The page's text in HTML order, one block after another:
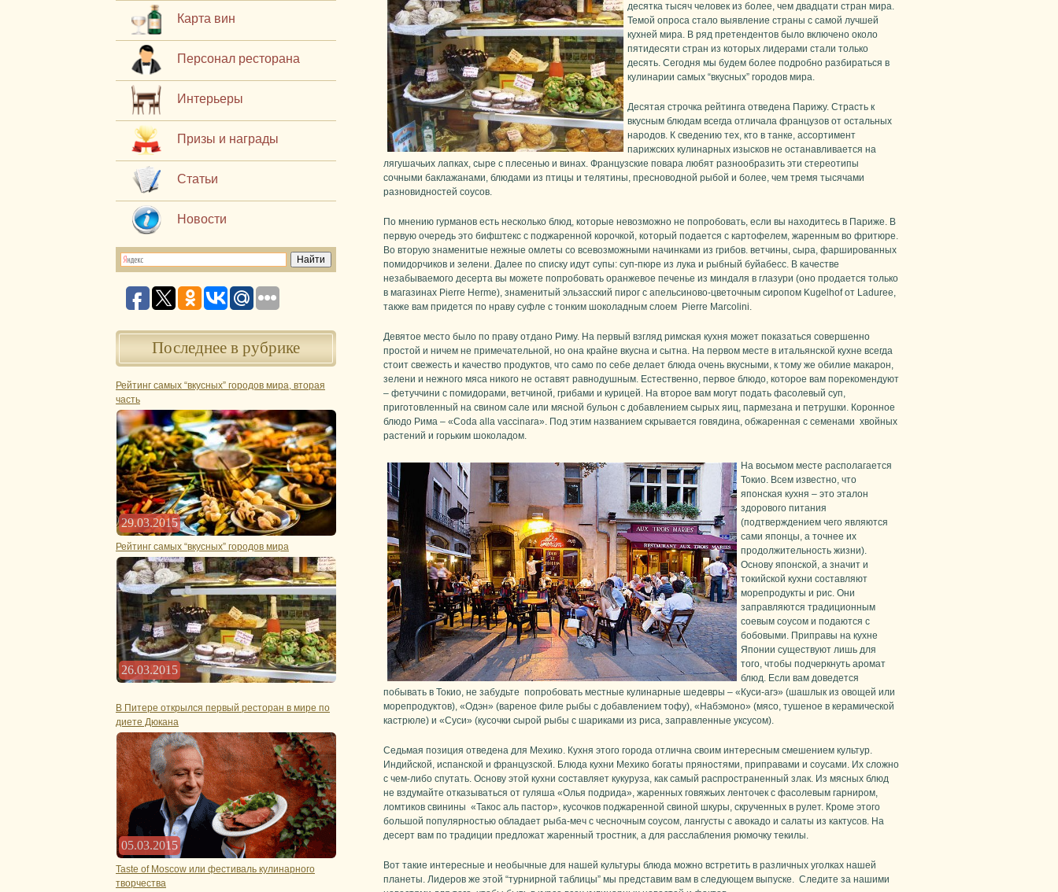
Карта вин
Персонал ресторана
Интерьеры
Призы и награды
Статьи
Новости
Последнее в рубрике
Рейтинг самых “вкусных” городов мира, вторая
часть
29.03.2015
Рейтинг самых “вкусных” городов мира
26.03.2015
В Питере открылся первый ресторан в мире по
диете Дюкана
05.03.2015
Taste of Moscow или фестиваль кулинарного
творчества
десятка тысяч человек из более, чем двадцати стран мира.
Темой опроса стало выявление страны с самой лучшей
кухней мира. В ряд претендентов было включено около
пятидесяти стран из которых лидерами стали только
десять. Сегодня мы будем более подробно разбираться в
кулинарии самых “вкусных” городов мира.
Десятая строчка рейтинга отведена Парижу. Страсть к
вкусным блюдам всегда отличала французов от остальных
народов. К сведению тех, кто в танке, ассортимент
парижских кулинарных изысков не останавливается на
лягушачьих лапках, сыре с плесенью и винах. Французские повара любят разнообразить эти стереотипы
сочными баклажанами, блюдами из птицы и телятины, пресноводной рыбой и более, чем тремя тысячами
разновидностей соусов.
По мнению гурманов есть несколько блюд, которые невозможно не попробовать, если вы находитесь в Париже. В
первую очередь это бифштекс с поджаренной корочкой, который подается с картофелем, жаренным во фритюре.
Во вторую знаменитые нежные омлеты со всевозможными начинками из грибов. ветчины, сыра, фаршированных
помидорчиков и зелени. Далее по списку идут супы: суп-пюре из лука и рыбный буйабесс. В качестве
незабываемого десерта вы можете попробовать оранжевое печенье из миндаля в глазури (оно продается только
в магазинах Pierre Herme), знаменитый эльзасский пирог с апельсиново-цветочным сиропом Kugelhof от Laduree,
также вам придется по нраву суфле с тонким шоколадным слоем Pierre Marcolini.
Девятое место было по праву отдано Риму. На первый взгляд римская кухня может показаться совершенно
простой и ничем не примечательной, но она крайне вкусна и сытна. На первом месте в итальянской кухне всегда
стоит свежесть и качество продуктов, что само по себе делает блюда очень вкусными, к тому же обилие макарон,
зелени и нежного мяса никого не оставят равнодушным. Естественно, первое блюдо, которое вам порекомендуют
– фетуччини с помидорами, ветчиной, грибами и курицей. На второе вам могут подать фасолевый суп,
приготовленный на свином сале или мясной бульон с добавлением сырых яиц, пармезана и петрушки. Коронное
блюдо Рима – «Coda alla vaccinara». Под этим названием скрывается говядина, обжаренная с семенами хвойных
растений и горьким шоколадом.
На восьмом месте располагается
Токио. Всем известно, что
японская кухня – это эталон
здорового питания
(подтверждением чего являются
сами японцы, а точнее их
продолжительность жизни).
Основу японской, а значит и
токийской кухни составляют
морепродукты и рис. Они
заправляются традиционным
соевым соусом и подаются с
бобовыми. Приправы на кухне
Японии существуют лишь для
того, чтобы подчеркнуть аромат
блюд. Если вам доведется
побывать в Токио, не забудьте попробовать местные кулинарные шедевры – «Куси-агэ» (шашлык из овощей или
морепродуктов), «Одэн» (вареное филе рыбы с добавлением тофу), «Набэмоно» (мясо, тушеное в керамической
кастрюле) и «Суси» (кусочки сырой рыбы с шариками из риса, заправленные уксусом).
Седьмая позиция отведена для Мехико. Кухня этого города отлична своим интересным смешением культур.
Индийской, испанской и французской. Блюда кухни Мехико богаты пряностями, приправами и соусами. Их сложно
с чем-либо спутать. Основу этой кухни составляет кукуруза, как самый распространенный злак. Из мясных блюд
не вздумайте отказываться от гуляша «Олья подрида», жаренных говяжьих ленточек с фасолевым гарниром,
ломтиков свинины «Такос аль пастор», кусочков поджаренной свиной шкуры, скрученных в рулет. Кроме этого
большой популярностью обладает рыба-меч с чесночным соусом, лангусты с авокадо и салаты из кактусов. На
десерт вам по традиции предложат жаренный тростник, а для расслабления рюмочку текилы.
Вот такие интересные и необычные для нашей культуры блюда можно встретить в различных уголках нашей
планеты. Лидеров же этой “турнирной таблицы” мы представим вам в следующем выпуске. Следите за нашими